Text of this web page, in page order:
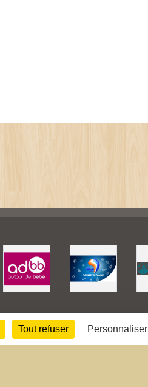
Tout refuser Personnaliser